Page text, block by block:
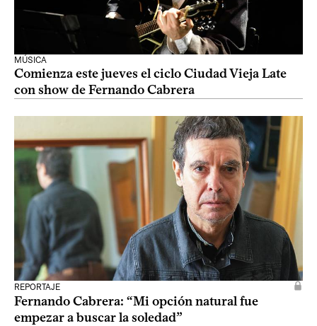
MÚSICA
Comienza este jueves el ciclo Ciudad Vieja Late
con show de Fernando Cabrera
REPORTAJE
Fernando Cabrera: “Mi opción natural fue
empezar a buscar la soledad”